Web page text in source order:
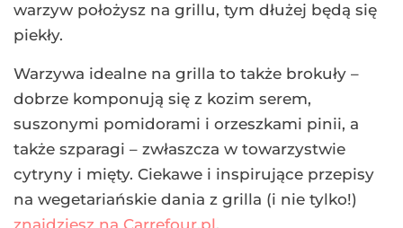
warzyw położysz na grillu, tym dłużej będą się
piekły.
Warzywa idealne na grilla to także brokuły –
dobrze komponują się z kozim serem,
suszonymi pomidorami i orzeszkami pinii, a
także szparagi – zwłaszcza w towarzystwie
cytryny i mięty. Ciekawe i inspirujące przepisy
na wegetariańskie dania z grilla (i nie tylko!)